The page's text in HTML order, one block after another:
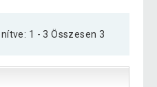
1 - 3 Összesen 3